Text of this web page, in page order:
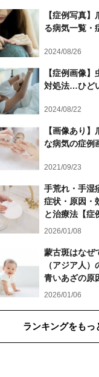
【症例写真
る病気一覧・
2024/08/26
【症例画像】
対処法…ひど
2024/08/22
【画像あり
な病気の症例
2021/09/23
手荒れ・手湿
症状・原因・
と治療法【症
2026/01/08
蒙古斑はなぜ
（アジア人
青いあざの原
2026/01/06
ランキングをもっ